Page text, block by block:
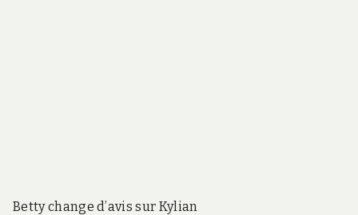
Betty change d’avis sur Kylian